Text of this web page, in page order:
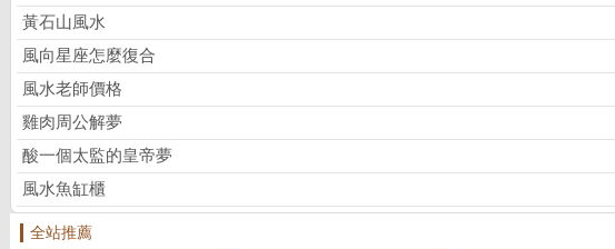
黃石山風水
風向星座怎麼復合
風水老師價格
雞肉周公解夢
酸一個太監的皇帝夢
風水魚缸櫃
全站推薦